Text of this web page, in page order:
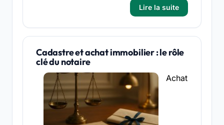
Lire la suite
Cadastre et achat immobilier : le rôle
clé du notaire
Achat